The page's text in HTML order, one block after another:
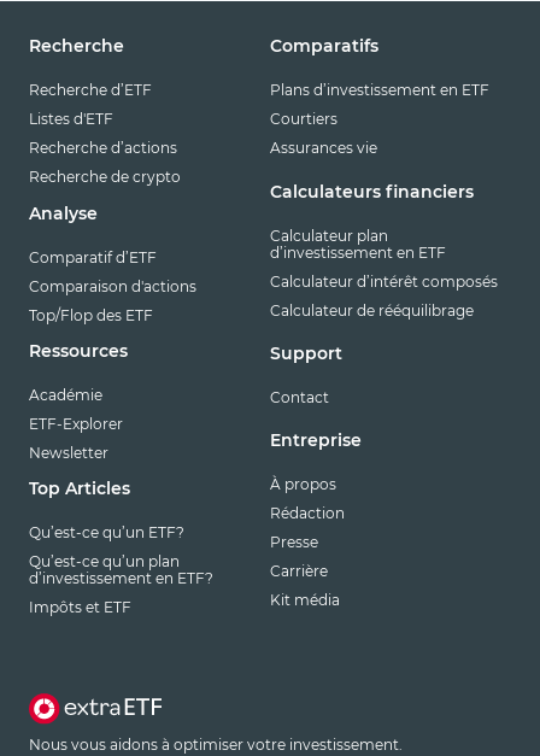
Recherche
Recherche d’ETF
Listes d'ETF
Recherche d’actions
Recherche de crypto
Analyse
Comparatif d’ETF
Comparaison d'actions
Top/Flop des ETF
Ressources
Académie
ETF-Explorer
Newsletter
Top Articles
Qu’est-ce qu’un ETF?
Qu’est-ce qu’un plan
d’investissement en ETF?
Impôts et ETF
Comparatifs
Plans d’investissement en ETF
Courtiers
Assurances vie
Calculateurs financiers
Calculateur plan
d’investissement en ETF
Calculateur d’intérêt composés
Calculateur de rééquilibrage
Support
Contact
Entreprise
À propos
Rédaction
Presse
Carrière
Kit média
Nous vous aidons à optimiser votre investissement.